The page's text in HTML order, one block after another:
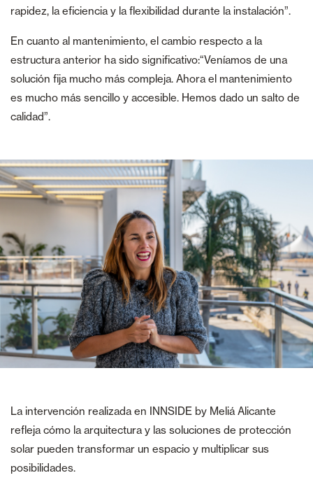
rapidez, la eficiencia y la flexibilidad durante la instalación”.
En cuanto al mantenimiento, el cambio respecto a la
estructura anterior ha sido significativo:“Veníamos de una
solución fija mucho más compleja. Ahora el mantenimiento
es mucho más sencillo y accesible. Hemos dado un salto de
calidad”.
La intervención realizada en INNSIDE by Meliá Alicante
refleja cómo la arquitectura y las soluciones de protección
solar pueden transformar un espacio y multiplicar sus
posibilidades.